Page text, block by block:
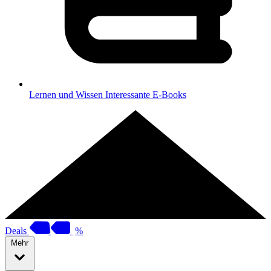
Lernen und Wissen Interessante E-Books
Deals %
Mehr